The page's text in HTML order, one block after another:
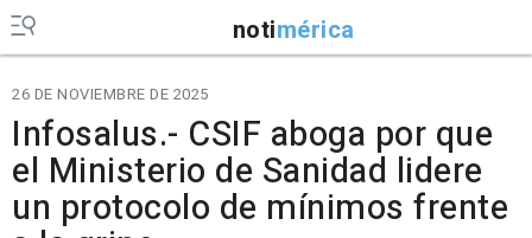
notimérica
26 DE NOVIEMBRE DE 2025
Infosalus.- CSIF aboga por que
el Ministerio de Sanidad lidere
un protocolo de mínimos frente